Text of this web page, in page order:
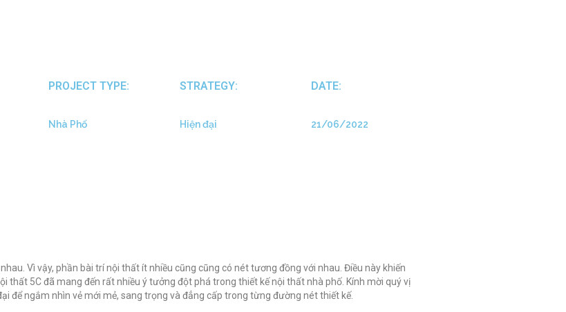
PROJECT TYPE:
Nhà Phố
STRATEGY:
Hiện đại
DATE:
21/06/2022
Vì vậy, phần bài trí nội thất ít nhiều cũng cũng có nét tương đồng với nhau. Điều này khiến
thất 5C đã mang đến rất nhiều ý tưởng đột phá trong thiết kế nội thất nhà phố. Kính mời quý vị
để ngắm nhìn vẻ mới mẻ, sang trọng và đẳng cấp trong từng đường nét thiết kế.